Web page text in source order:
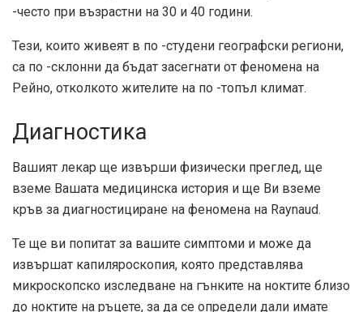
-често при възрастни на 30 и 40 години.
Тези, които живеят в по -студени географски региони,
са по -склонни да бъдат засегнати от феномена на
Рейно, отколкото жителите на по -топъл климат.
Диагностика
Вашият лекар ще извърши физически преглед, ще
вземе Вашата медицинска история и ще Ви вземе
кръв за диагностициране на феномена на Raynaud.
Те ще ви попитат за вашите симптоми и може да
извършат капиляроскопия, която представлява
микроскопско изследване на гънките на ноктите близо
до ноктите на ръцете, за да се определи дали имате